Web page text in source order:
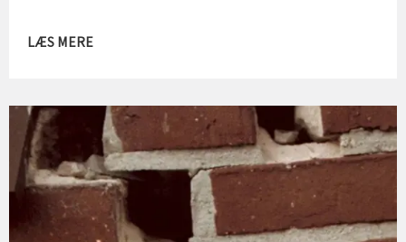
LÆS MERE